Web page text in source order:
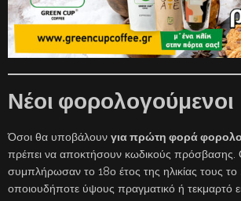
Νέοι φορολογούμενοι
Όσοι θα υποβάλουν για πρώτη φορά
πρέπει να αποκτήσουν κωδικούς πρόσβασης.
συμπλήρωσαν το 18ο έτος της ηλικίας τους
οποιουδήποτε ύψους πραγματικό ή τεκμαρτό